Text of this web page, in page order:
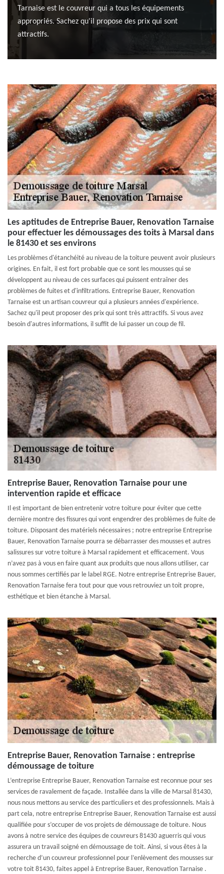
Tarnaise est le couvreur qui a tous les équipements
appropriés. Sachez qu'il propose des prix qui sont
attractifs.
Les aptitudes de Entreprise Bauer, Renovation Tarnaise
pour effectuer les démoussages des toits à Marsal dans
le 81430 et ses environs
Les problèmes d'étanchéité au niveau de la toiture peuvent avoir plusieurs
origines. En fait, il est fort probable que ce sont les mousses qui se
développent au niveau de ces surfaces qui puissent entraîner des
problèmes de fuites et d'infiltrations. Entreprise Bauer, Renovation
Tarnaise est un artisan couvreur qui a plusieurs années d'expérience.
Sachez qu'il peut proposer des prix qui sont très attractifs. Si vous avez
besoin d'autres informations, il suffit de lui passer un coup de fil.
Entreprise Bauer, Renovation Tarnaise pour une
intervention rapide et efficace
Il est important de bien entretenir votre toiture pour éviter que cette
dernière montre des fissures qui vont engendrer des problèmes de fuite de
toiture. Disposant des matériels nécessaires ; notre entreprise Entreprise
Bauer, Renovation Tarnaise pourra se débarrasser des mousses et autres
salissures sur votre toiture à Marsal rapidement et efficacement. Vous
n’avez pas à vous en faire quant aux produits que nous allons utiliser, car
nous sommes certifiés par le label RGE. Notre entreprise Entreprise Bauer,
Renovation Tarnaise fera tout pour que vous retrouviez un toit propre,
esthétique et bien étanche à Marsal.
Entreprise Bauer, Renovation Tarnaise : entreprise
démoussage de toiture
L’entreprise Entreprise Bauer, Renovation Tarnaise est reconnue pour ses
services de ravalement de façade. Installée dans la ville de Marsal 81430,
nous nous mettons au service des particuliers et des professionnels. Mais à
part cela, notre entreprise Entreprise Bauer, Renovation Tarnaise est aussi
qualifiée pour s’occuper de vos projets de démoussage de toiture. Nous
avons à notre service des équipes de couvreurs 81430 aguerris qui vous
assurera un travail soigné en démoussage de toit. Ainsi, si vous êtes à la
recherche d’un couvreur professionnel pour l’enlèvement des mousses sur
votre toit 81430, faites appel à Entreprise Bauer, Renovation Tarnaise .